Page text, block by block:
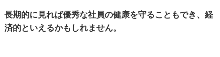
長期的に見れば優秀な社員の健康を守ることもでき、経
済的といえるかもしれません。